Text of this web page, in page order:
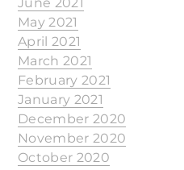
May 2021
April 2021
March 2021
February 2021
January 2021
December 2020
November 2020
October 2020